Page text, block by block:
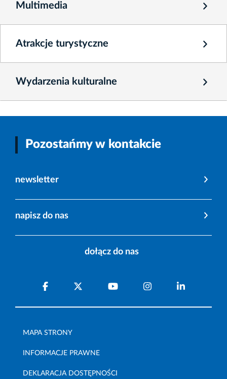
Multimedia
Atrakcje turystyczne
Wydarzenia kulturalne
Pozostańmy w kontakcie
newsletter
napisz do nas
dołącz do nas
MAPA STRONY
INFORMACJE PRAWNE
DEKLARACJA DOSTĘPNOŚCI